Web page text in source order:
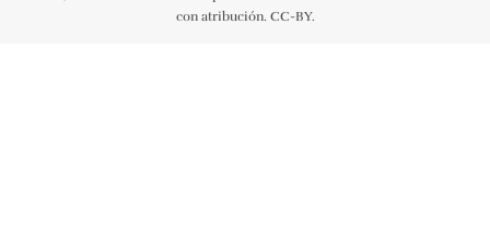
con atribución. CC-BY.